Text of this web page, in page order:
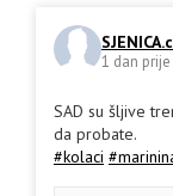
1 dan prije
SAD su šljive
da probate.
#kolaci